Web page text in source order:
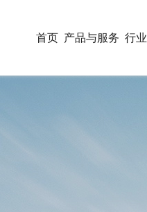
首页 产品与服务 行